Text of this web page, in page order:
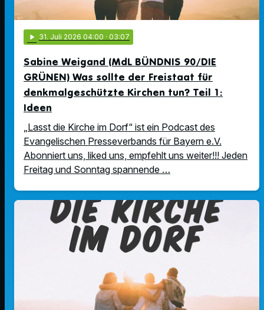
play_arrow 31. Juli 2026 04:00 · 03:07
Sabine Weigand (MdL BÜNDNIS 90/DIE
GRÜNEN) Was sollte der Freistaat für
denkmalgeschützte Kirchen tun? Teil 1:
Ideen
„Lasst die Kirche im Dorf“ ist ein Podcast des
Evangelischen Presseverbands für Bayern e.V.
Abonniert uns, liked uns, empfehlt uns weiter!!! Jeden
Freitag und Sonntag spannende …